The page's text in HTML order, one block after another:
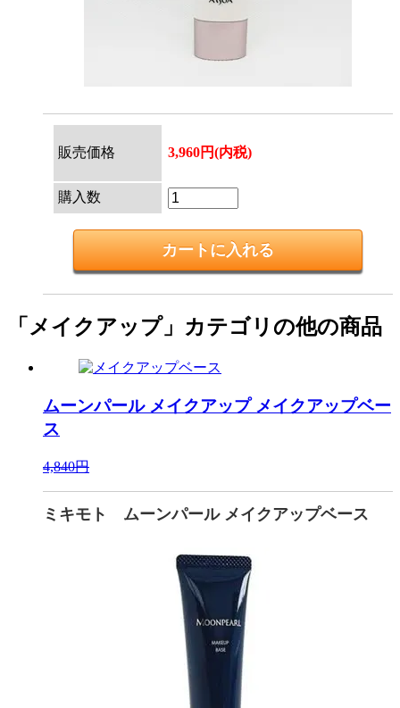
販売価格 3,960円(内税)
購入数
「メイクアップ」カテゴリの他の商品
ムーンパール メイクアップ メイクアップベー
ス
4,840円
ミキモト ムーンパール メイクアップベース